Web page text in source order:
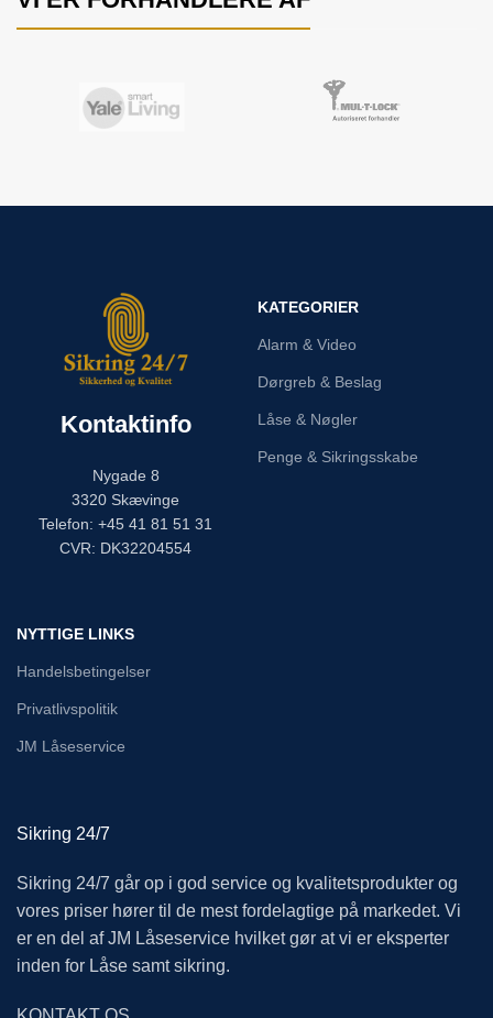
Kontaktinfo
Nygade 8
3320 Skævinge
Telefon: +45 41 81 51 31
CVR: DK32204554
KATEGORIER
Alarm & Video
Dørgreb & Beslag
Låse & Nøgler
Penge & Sikringsskabe
NYTTIGE LINKS
Handelsbetingelser
Privatlivspolitik
JM Låseservice
Sikring 24/7
Sikring 24/7 går op i god service og kvalitetsprodukter og
vores priser hører til de mest fordelagtige på markedet. Vi
er en del af JM Låseservice hvilket gør at vi er eksperter
inden for Låse samt sikring.